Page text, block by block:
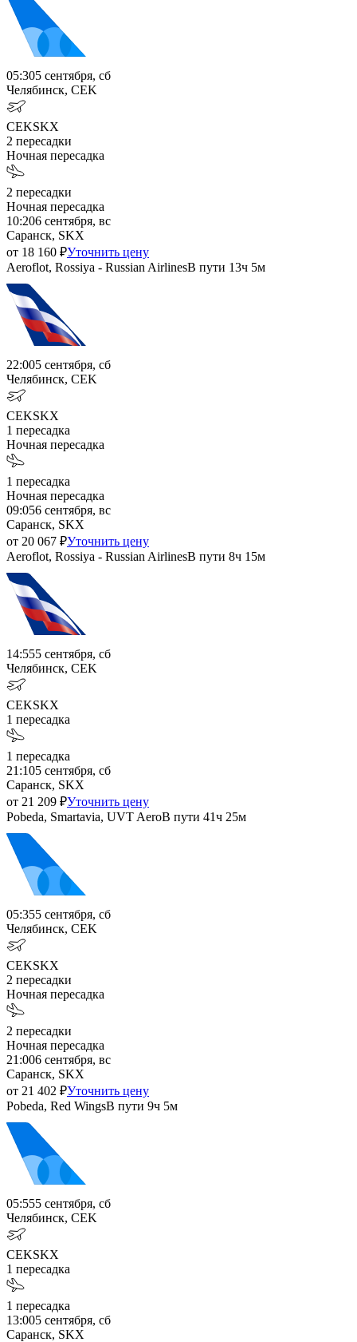
05:305 сентября, сб
Челябинск, CEK
CEKSKX
2 пересадки
Ночная пересадка
2 пересадки
Ночная пересадка
10:206 сентября, вс
Саранск, SKX
от 18 160 ₽Уточнить цену
Aeroflot, Rossiya - Russian AirlinesВ пути 13ч 5м
22:005 сентября, сб
Челябинск, CEK
CEKSKX
1 пересадка
Ночная пересадка
1 пересадка
Ночная пересадка
09:056 сентября, вс
Саранск, SKX
от 20 067 ₽Уточнить цену
Aeroflot, Rossiya - Russian AirlinesВ пути 8ч 15м
14:555 сентября, сб
Челябинск, CEK
CEKSKX
1 пересадка
1 пересадка
21:105 сентября, сб
Саранск, SKX
от 21 209 ₽Уточнить цену
Pobeda, Smartavia, UVT AeroВ пути 41ч 25м
05:355 сентября, сб
Челябинск, CEK
CEKSKX
2 пересадки
Ночная пересадка
2 пересадки
Ночная пересадка
21:006 сентября, вс
Саранск, SKX
от 21 402 ₽Уточнить цену
Pobeda, Red WingsВ пути 9ч 5м
05:555 сентября, сб
Челябинск, CEK
CEKSKX
1 пересадка
1 пересадка
13:005 сентября, сб
Саранск, SKX